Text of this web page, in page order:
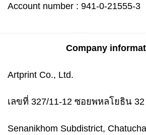
Account number : 941-0-21555-3
Company
Artprint Co., Ltd.
เลขที่ 327/11-12 ซอยพหลโยธิน 32
Senanikhom Subdistrict,